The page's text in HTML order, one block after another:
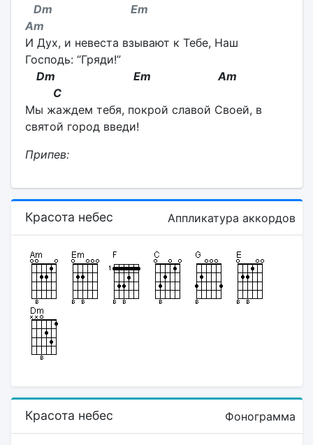
Dm Em
Am
И Дух, и невеста взывают к Тебе, Наш
Господь: “Гряди!”
Dm Em Am
C
Мы жаждем тебя, покрой славой Своей, в
святой город введи!
Припев:
Красота небес Аппликатура аккордов
Красота небес Фонограмма